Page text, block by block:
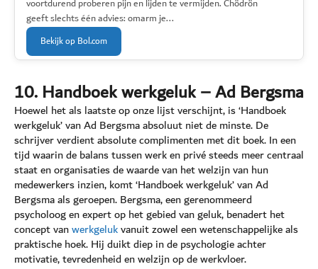
voortdurend proberen pijn en lijden te vermijden. Chödrön
geeft slechts één advies: omarm je...
Bekijk op Bol.com
10. Handboek werkgeluk – Ad Bergsma
Hoewel het als laatste op onze lijst verschijnt, is ‘Handboek
werkgeluk’ van Ad Bergsma absoluut niet de minste. De
schrijver verdient absolute complimenten met dit boek. In een
tijd waarin de balans tussen werk en privé steeds meer centraal
staat en organisaties de waarde van het welzijn van hun
medewerkers inzien, komt ‘Handboek werkgeluk’ van Ad
Bergsma als geroepen. Bergsma, een gerenommeerd
psycholoog en expert op het gebied van geluk, benadert het
concept vanwerkgelukvanuit zowel een wetenschappelijke als
praktische hoek. Hij duikt diep in de psychologie achter
motivatie, tevredenheid en welzijn op de werkvloer.